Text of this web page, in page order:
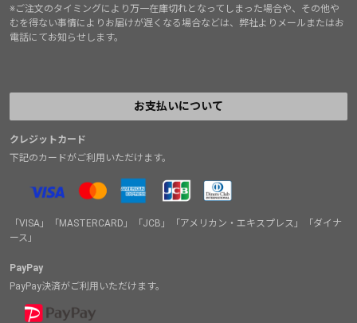
※ご注文のタイミングにより万一在庫切れとなってしまった場合や、その他や
むを得ない事情によりお届けが遅くなる場合などは、弊社よりメールまたはお
電話にてお知らせします。
お支払いについて
クレジットカード
下記のカードがご利用いただけます。
「VISA」「MASTERCARD」「JCB」「アメリカン・エキスプレス」「ダイナ
ース」
PayPay
PayPay決済がご利用いただけます。